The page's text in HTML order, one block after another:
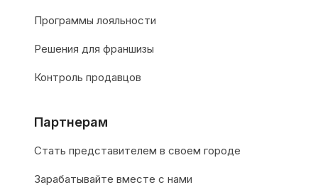
Программы лояльности
Решения для франшизы
Контроль продавцов
Партнерам
Стать представителем в своем городе
Зарабатывайте вместе с нами